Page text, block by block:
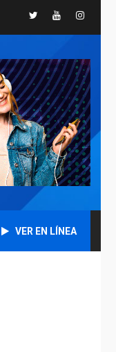
TwitterYoutube
VER EN LÍNEA
como
en
de
Y CARIBE
ÚLTIMA HORA